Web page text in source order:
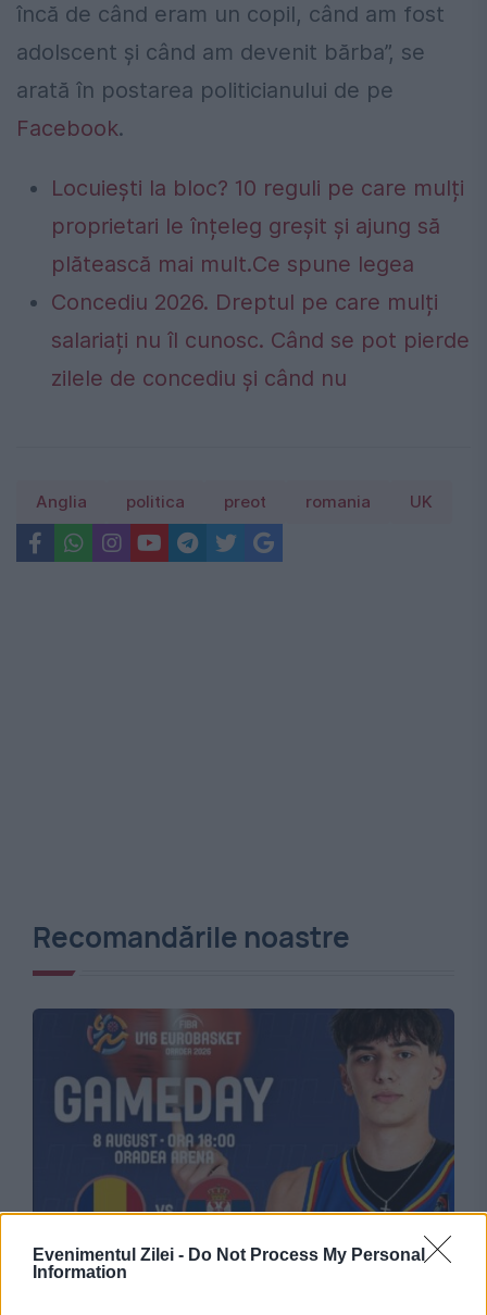
Evenimentul Zilei - Do Not Process My Personal
Information
încă de când eram un copil, când am fost
adolscent şi când am devenit bărba”, se
arată în postarea politicianului de pe
Facebook.
Locuiești la bloc? 10 reguli pe care mulți
proprietari le înțeleg greșit și ajung să
plătească mai mult.Ce spune legea
Concediu 2026. Dreptul pe care mulți
salariați nu îl cunosc. Când se pot pierde
zilele de concediu și când nu
Anglia politica preot romania UK
Recomandările noastre
România învinge Serbia la EuroBasket U16.